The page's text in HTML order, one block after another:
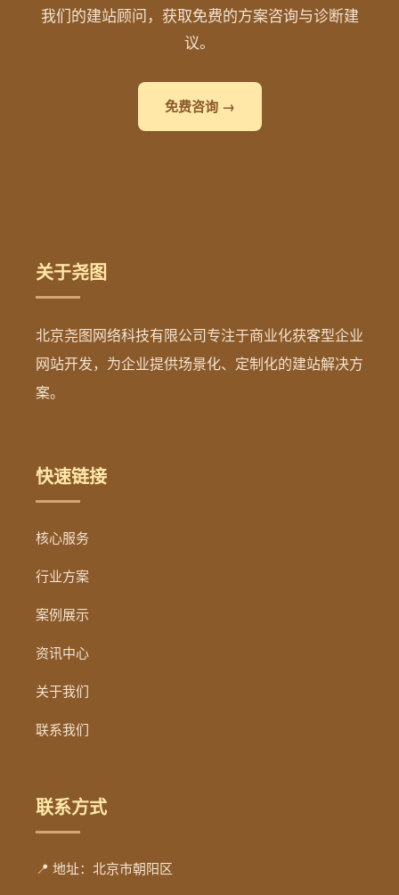
我们的建站顾问，获取免费的方案咨询与诊断建
议。
免费咨询 →
关于尧图
北京尧图网络科技有限公司专注于商业化获客型企业
网站开发，为企业提供场景化、定制化的建站解决方
案。
快速链接
核心服务
行业方案
案例展示
资讯中心
关于我们
联系我们
联系方式
📍 地址：北京市朝阳区